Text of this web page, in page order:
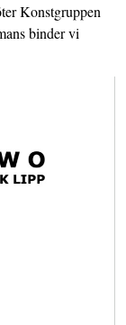
Konstgruppen
binder vi